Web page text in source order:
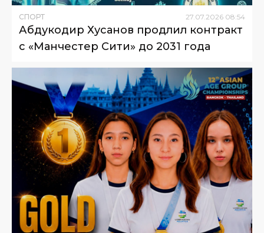
СПОРТ 27 07 2026 08:54
Абдукодир Хусанов продлил контракт
с «Манчестер Сити» до 2031 года